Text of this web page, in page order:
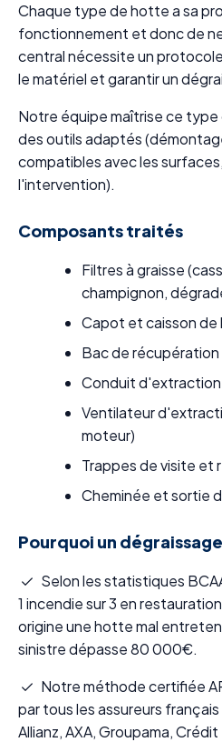
Chaque type de hotte a sa
fonctionnement et donc de
central nécessite un
le matériel et garantir un
Notre équipe maîtrise ce
des outils adaptés
compatibles avec les
l'intervention).
Composants traités
Filtres à graisse
champignon,
Capot et caisson de
Bac de récupération
Conduit
Ventilateur
moteur)
Trappes de visite et
Cheminée et sortie
Pourquoi un
Selon les statistiques
1 incendie sur 3 en
origine une hotte mal
sinistre dépasse 80 000€.
Notre méthode certifiée
par tous les assureurs
Allianz, AXA, Groupama,